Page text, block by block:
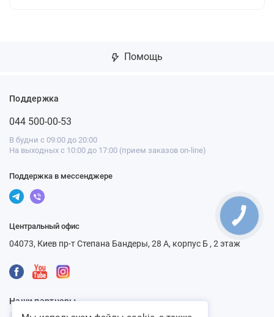
Помощь
Поддержка
044 500-00-53
В будни с 09:00 до 20:00
На выходных с 10:00 до 17:00 (прием заказов on-line)
Поддержка в мессенджере
Центральный офис
04073, Киев пр-т Степана Бандеры, 28 А, корпус Б , 2 этаж
Наши партнеры